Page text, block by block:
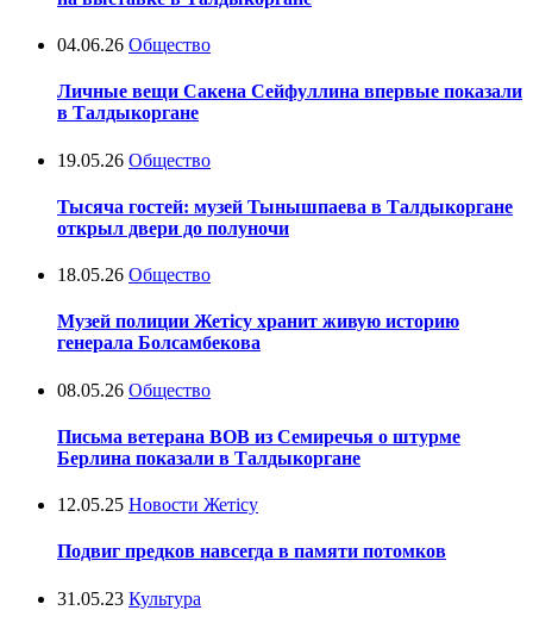
04.06.26 Общество
Личные вещи Сакена Сейфуллина впервые показали
в Талдыкоргане
19.05.26 Общество
Тысяча гостей: музей Тынышпаева в Талдыкоргане
открыл двери до полуночи
18.05.26 Общество
Музей полиции Жетісу хранит живую историю
генерала Болсамбекова
08.05.26 Общество
Письма ветерана ВОВ из Семиречья о штурме
Берлина показали в Талдыкоргане
12.05.25 Новости Жетісу
Подвиг предков навсегда в памяти потомков
31.05.23 Культура